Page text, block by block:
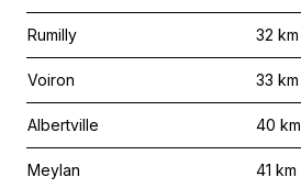
Rumilly 32 km
Voiron 33 km
Albertville 40 km
Meylan 41 km